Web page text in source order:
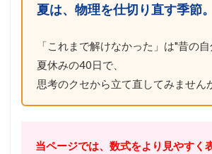
夏は、物理を仕切り直す季節。
「これまで解けなかった」は"昔の自
夏休みの40日で、
思考のクセから立て直してみません
当ページでは、数式をより見やすく